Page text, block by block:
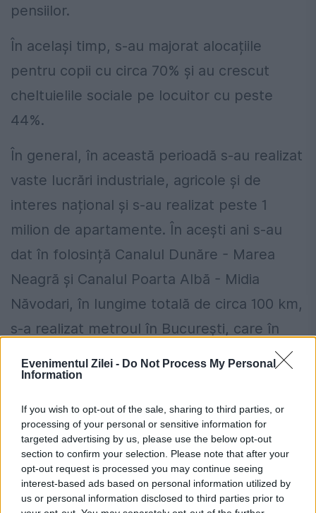
Evenimentul Zilei - Do Not Process My Personal
Information
If you wish to opt-out of the sale, sharing to third parties, or
processing of your personal or sensitive information for
targeted advertising by us, please use the below opt-out
section to confirm your selection. Please note that after your
opt-out request is processed you may continue seeing
interest-based ads based on personal information utilized by
us or personal information disclosed to third parties prior to
pensiilor.
În același timp, s-au majorat alocațiile
pentru copii cu circa 70% și au crescut
cheltuielile sociale pe locuitor cu peste
44%.
În general, în această perioadă s-au realizat
vaste lucrări industriale, agricole și de
interes național și s-au realizat peste 1
milion de apartamente. În acești ani s-au
dat în folosință Canalul Dunăre - Marea
Neagră și Canalul Poarta Albă - Midia
Năvodari, în lungime totală de circa 100 km,
s-a realizat metroul în București, care în
acest an va avea o lungime de 60 de km, s-
a amenajat râul Dâmbovița și s-au înfăptuit
marile lucrări de modernizare și
sistematizare a Capitalei, printre care și
noul centru administrativ.
În general au cunoscut o puternică